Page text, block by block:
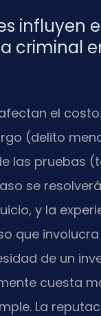
influyen
criminal
el
(delito
las pruebas
se
y la
que
de un
cuesta
La